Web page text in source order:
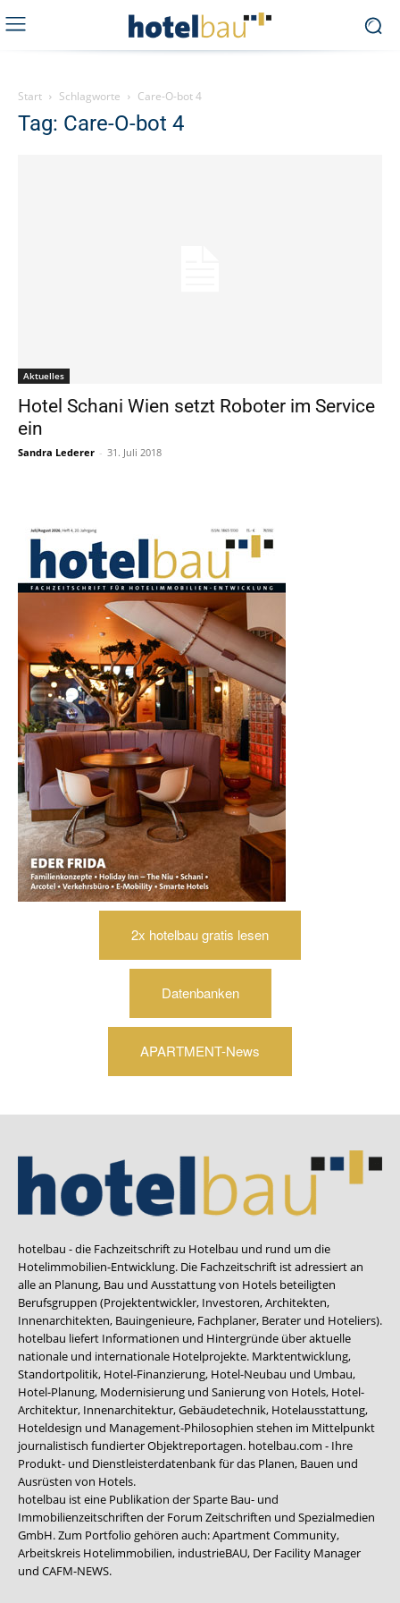
Start Schlagworte Care-O-bot 4
Tag: Care-O-bot 4
Aktuelles
Hotel Schani Wien setzt Roboter im Service
ein
Sandra Lederer - 31. Juli 2018
2x hotelbau gratis lesen
Datenbanken
APARTMENT-News
hotelbau - die Fachzeitschrift zu Hotelbau und rund um die
Hotelimmobilien-Entwicklung. Die Fachzeitschrift ist adressiert an
alle an Planung, Bau und Ausstattung von Hotels beteiligten
Berufsgruppen (Projektentwickler, Investoren, Architekten,
Innenarchitekten, Bauingenieure, Fachplaner, Berater und Hoteliers).
hotelbau liefert Informationen und Hintergründe über aktuelle
nationale und internationale Hotelprojekte. Marktentwicklung,
Standortpolitik, Hotel-Finanzierung, Hotel-Neubau und Umbau,
Hotel-Planung, Modernisierung und Sanierung von Hotels, Hotel-
Architektur, Innenarchitektur, Gebäudetechnik, Hotelausstattung,
Hoteldesign und Management-Philosophien stehen im Mittelpunkt
journalistisch fundierter Objektreportagen. hotelbau.com - Ihre
Produkt- und Dienstleisterdatenbank für das Planen, Bauen und
Ausrüsten von Hotels.
hotelbau ist eine Publikation der Sparte Bau- und
Immobilienzeitschriften der Forum Zeitschriften und Spezialmedien
GmbH. Zum Portfolio gehören auch:Apartment Community,
Arbeitskreis Hotelimmobilien, industrieBAU, Der Facility Manager
und CAFM-NEWS.